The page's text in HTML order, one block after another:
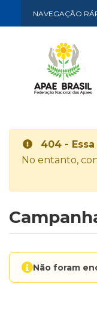
NAVEGAÇÃO
404 -
No entanto,
Não foram